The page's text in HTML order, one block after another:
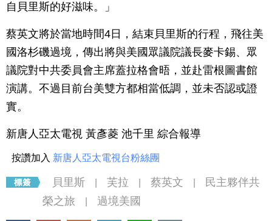
自貝里斯的好滋味。」
蔡英文將於當地時間4日，結束貝里斯的行程，飛往美
國洛杉磯過境，傳出將與美國眾議院議長麥卡錫、眾
議院對中共委員會主席蓋拉格會晤，並赴雷根圖書館
演講。不過目前台美雙方都相當低調，並未否認或證
實。
新唐人亞太電視 黃彥菱 池千里 綜合報導
按讚加入 新唐人亞太電視台粉絲團
貝里斯 芙拉 蔡英文
民主夥伴共
榮之旅
過境美國